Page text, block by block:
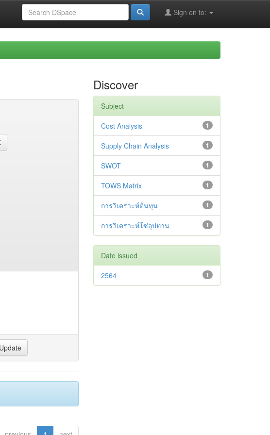
Sign on to:
Discover
Subject
1
Cost Analysis
1
Supply Chain Analysis
1
SWOT
1
TOWS Matrix
1
การวิเคราะห์ต้นทุน
1
การวิเคราะห์โซ่อุปทาน
Date issued
1
2564